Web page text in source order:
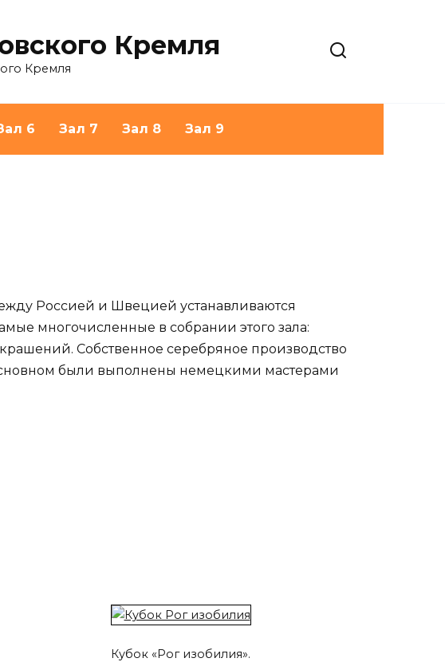
Кремля
Кремля
6 Зал 7 Зал 8 Зал 9
Россией и Швецией устанавливаются
многочисленные в собрании этого зала:
Собственное серебряное производство
были выполнены немецкими мастерами
Кубок «Рог изобилия».